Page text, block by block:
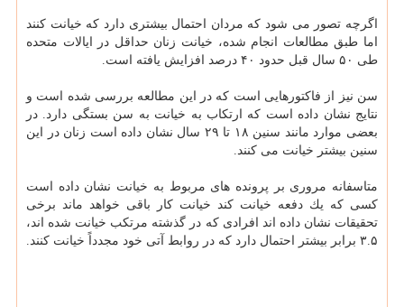
اگرچه تصور می شود كه مردان احتمال بیشتری دارد كه خیانت كنند
اما طبق مطالعات انجام شده، خیانت زنان حداقل در ایالات متحده
طی ۵۰ سال قبل حدود ۴۰ درصد افزایش یافته است.
سن نیز از فاكتورهایی است كه در این مطالعه بررسی شده است و
نتایج نشان داده است كه ارتكاب به خیانت به سن بستگی دارد. در
بعضی موارد مانند سنین ۱۸ تا ۲۹ سال نشان داده است زنان در این
سنین بیشتر خیانت می كنند.
متاسفانه مروری بر پرونده های مربوط به خیانت نشان داده است
كسی كه یك دفعه خیانت كند خیانت كار باقی خواهد ماند برخی
تحقیقات نشان داده اند افرادی كه در گذشته مرتكب خیانت شده اند،
۳.۵ برابر بیشتر احتمال دارد كه در روابط آتی خود مجدداً خیانت كنند.